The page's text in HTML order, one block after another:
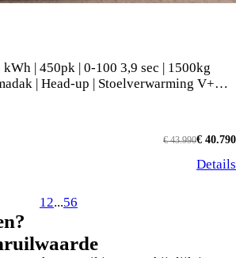
| 450pk | 0-100 3,9 sec | 1500kg
| Head-up | Stoelverwarming V+A |
€ 40.790
€ 43.990
Details
12...56